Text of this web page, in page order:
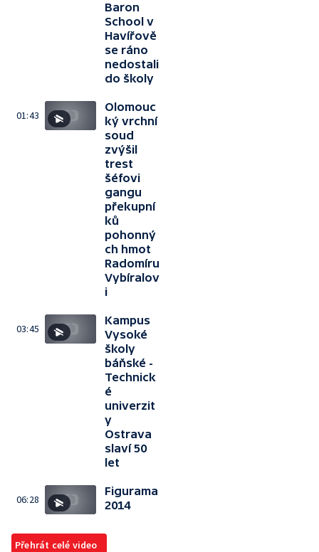
Baron
School v
Havířově
se ráno
nedostali
do školy
01:43
Olomouc
ký vrchní
soud
zvýšil
trest
šéfovi
gangu
překupní
ků
pohonný
ch hmot
Radomíru
Vybíralov
i
03:45
Kampus
Vysoké
školy
báňské -
Technick
é
univerzit
y
Ostrava
slaví 50
let
06:28
Figurama
2014
Přehrát celé video